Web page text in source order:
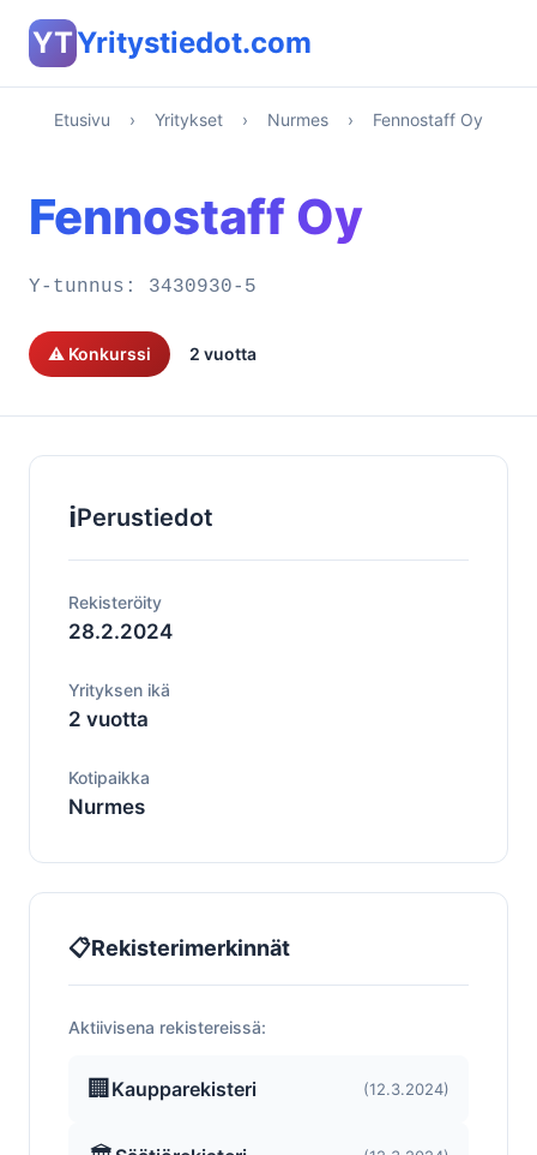
YTYritystiedot.com
Etusivu › Yritykset › Nurmes › Fennostaff Oy
Fennostaff Oy
Y-tunnus: 3430930-5
⚠️ Konkurssi 2 vuotta
ℹ️Perustiedot
Rekisteröity
28.2.2024
Yrityksen ikä
2 vuotta
Kotipaikka
Nurmes
📋Rekisterimerkinnät
Aktiivisena rekistereissä:
🏢 Kaupparekisteri (12.3.2024)